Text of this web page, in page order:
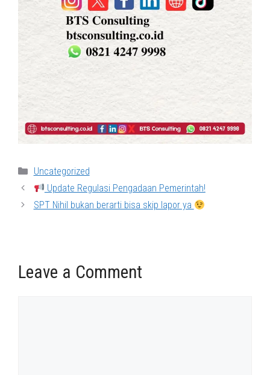
Categories
Uncategorized
Update Regulasi Pengadaan Pemerintah!
SPT Nihil bukan berarti bisa skip lapor ya
Leave a Comment